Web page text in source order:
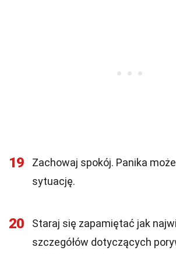
19
Zachowaj spokój. Panika
sytuację.
20
Staraj się zapamiętać jak
szczegółów dotyczących